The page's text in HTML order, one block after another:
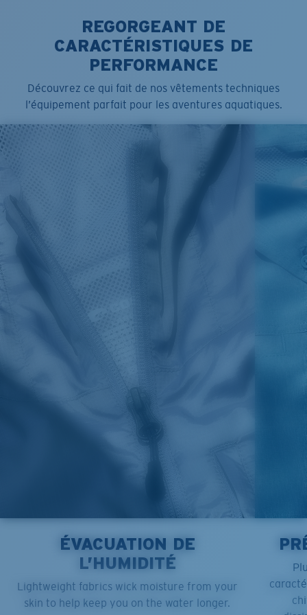
REGORGEANT DE
CARACTÉRISTIQUES DE
PERFORMANCE
Découvrez ce qui fait de nos vêtements techniques
l’équipement parfait pour les aventures aquatiques.
ÉVACUATION DE
L’HUMIDITÉ
Lightweight fabrics wick moisture from your
skin to help keep you on the water longer.